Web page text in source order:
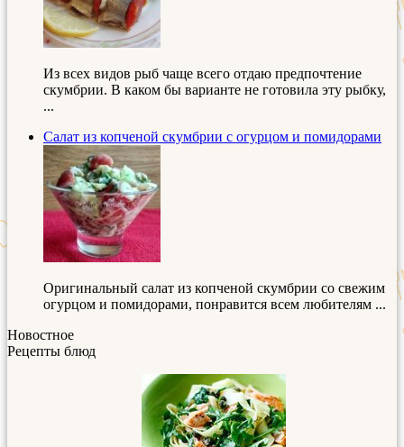
Из всех видов рыб чаще всего отдаю предпочтение
скумбрии. В каком бы варианте не готовила эту рыбку,
...
Салат из копченой скумбрии с огурцом и помидорами
Оригинальный салат из копченой скумбрии со свежим
огурцом и помидорами, понравится всем любителям ...
Новостное
Рецепты блюд